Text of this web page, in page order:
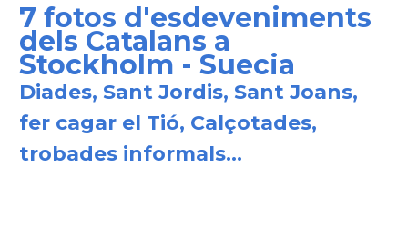
7 fotos d'esdeveniments
dels Catalans a
Stockholm - Suecia
Diades, Sant Jordis, Sant Joans,
fer cagar el Tió, Calçotades,
trobades informals...